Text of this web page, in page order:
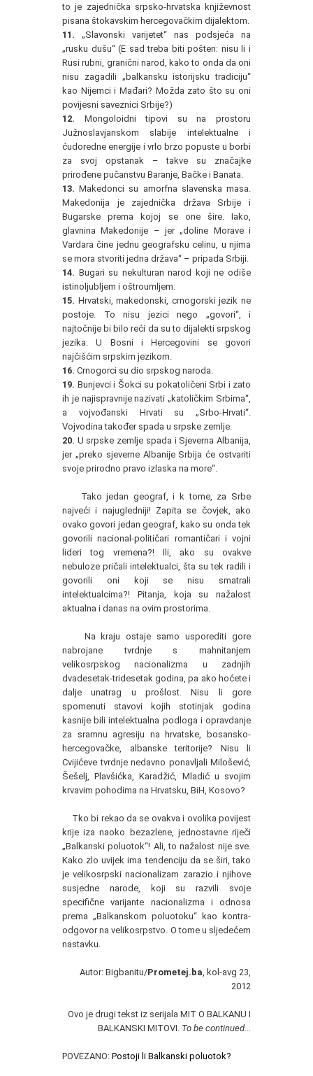
to je zajednička srpsko-hrvatska književnost
pisana štokavskim hercegovačkim dijalektom.
11. „Slavonski varijetet“ nas podsjeća na
„rusku dušu“ (E sad treba biti pošten: nisu li i
Rusi rubni, granični narod, kako to onda da oni
nisu zagadili „balkansku istorijsku tradiciju“
kao Nijemci i Mađari? Možda zato što su oni
povijesni saveznici Srbije?)
12. Mongoloidni tipovi su na prostoru
Južnoslavjanskom slabije intelektualne i
ćudoredne energije i vrlo brzo popuste u borbi
za svoj opstanak – takve su značajke
prirođene pučanstvu Baranje, Bačke i Banata.
13. Makedonci su amorfna slavenska masa.
Makedonija je zajednička država Srbije i
Bugarske prema kojoj se one šire. Iako,
glavnina Makedonije – jer „doline Morave i
Vardara čine jednu geografsku celinu, u njima
se mora stvoriti jedna država“ – pripada Srbiji.
14. Bugari su nekulturan narod koji ne odiše
istinoljubljem i oštroumljem.
15. Hrvatski, makedonski, crnogorski jezik ne
postoje. To nisu jezici nego „govori“, i
najtočnije bi bilo reći da su to dijalekti srpskog
jezika. U Bosni i Hercegovini se govori
najčišćim srpskim jezikom.
16. Crnogorci su dio srpskog naroda.
19. Bunjevci i Šokci su pokatoličeni Srbi i zato
ih je najispravnije nazivati „katoličkim Srbima“,
a vojvođanski Hrvati su „Srbo-Hrvati“.
Vojvodina također spada u srpske zemlje.
20. U srpske zemlje spada i Sjeverna Albanija,
jer „preko sjeverne Albanije Srbija će ostvariti
svoje prirodno pravo izlaska na more“.
Tako jedan geograf, i k tome, za Srbe
najveći i najugledniji! Zapita se čovjek, ako
ovako govori jedan geograf, kako su onda tek
govorili nacional-političari romantičari i vojni
lideri tog vremena?! Ili, ako su ovakve
nebuloze pričali intelektualci, šta su tek radili i
govorili oni koji se nisu smatrali
intelektualcima?! Pitanja, koja su nažalost
aktualna i danas na ovim prostorima.
Na kraju ostaje samo usporediti gore
nabrojane tvrdnje s mahnitanjem
velikosrpskog nacionalizma u zadnjih
dvadesetak-tridesetak godina, pa ako hoćete i
dalje unatrag u prošlost. Nisu li gore
spomenuti stavovi kojih stotinjak godina
kasnije bili intelektualna podloga i opravdanje
za sramnu agresiju na hrvatske, bosansko-
hercegovačke, albanske teritorije? Nisu li
Cvijićeve tvrdnje nedavno ponavljali Milošević,
Šešelj, Plavšićka, Karadžić, Mladić u svojim
krvavim pohodima na Hrvatsku, BiH, Kosovo?
Tko bi rekao da se ovakva i ovolika povijest
krije iza naoko bezazlene, jednostavne riječi
„Balkanski poluotok“! Ali, to nažalost nije sve.
Kako zlo uvijek ima tendenciju da se širi, tako
je velikosrpski nacionalizam zarazio i njihove
susjedne narode, koji su razvili svoje
specifične varijante nacionalizma i odnosa
prema „Balkanskom poluotoku“ kao kontra-
odgovor na velikosrpstvo. O tome u sljedećem
nastavku.
Autor: Bigbanitu/Prometej.ba , kol-avg 23,
2012
Ovo je drugi tekst iz serijala MIT O BALKANU I
BALKANSKI MITOVI. To be continued...
POVEZANO: Postoji li Balkanski poluotok?